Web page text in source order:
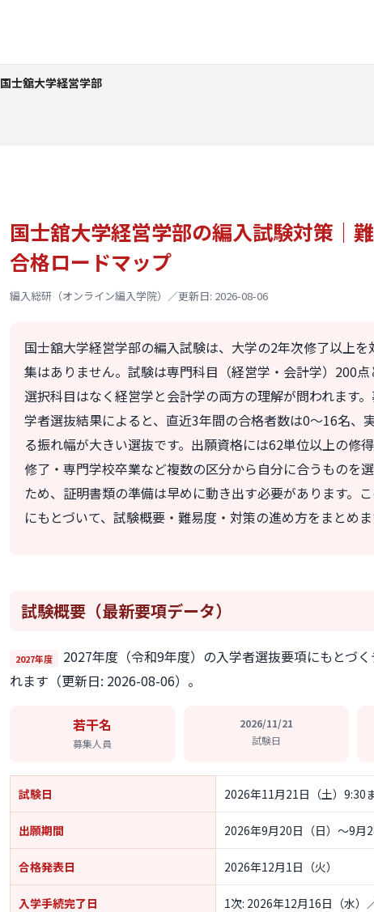
国士舘大学経営学部
国士舘大学経営学部の編入試験対策｜
合格ロードマップ
編入総研（オンライン編入学院）／更新日: 2026-08-06
国士舘大学経営学部の編入試験は、大学の2年次修了以上を
集はありません。試験は専門科目（経営学・会計学）200
選択科目はなく経営学と会計学の両方の理解が問われます
学者選抜結果によると、直近3年間の合格者数は0〜16名、
る振れ幅が大きい選抜です。出願資格には62単位以上の修
修了・専門学校卒業など複数の区分から自分に合うものを
ため、証明書類の準備は早めに動き出す必要があります。
にもとづいて、試験概要・難易度・対策の進め方をまとめま
試験概要 （最新要項データ）
2027年度
2027年度（令和9年度）の入学者選抜要項にもとづ
れます（更新日: 2026-08-06）。
若干名
募集人員
2026/11/21
試験日
試験日 2026年11月21日（土）9:30
出願期間 2026年9月20日（日）〜9月
合格発表日 2026年12月1日（火）
入学手続完了日 1次: 2026年12月16日（水）